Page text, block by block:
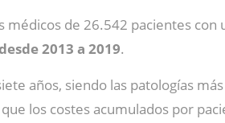
de 26.542 pacientes con
2013 a 2019.
años, siendo las patologías
los costes acumulados por